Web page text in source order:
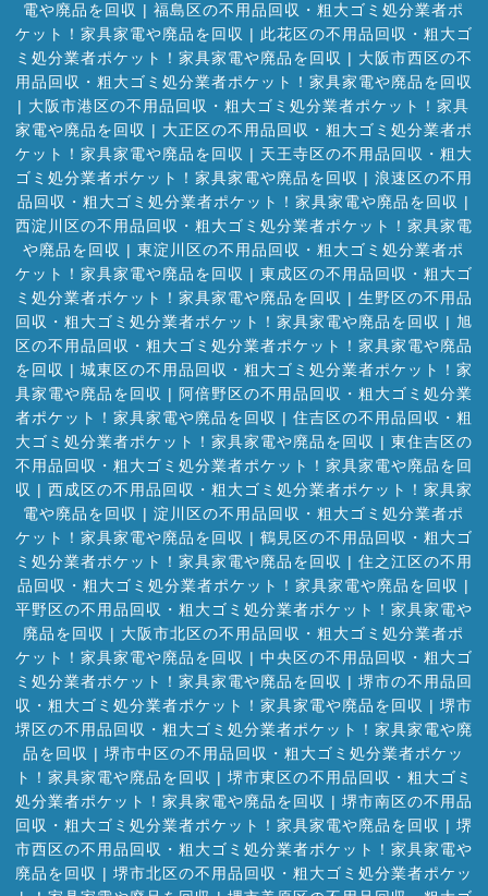
電や廃品を回収 | 福島区の不用品回収・粗大ゴミ処分業者ポ
ケット！家具家電や廃品を回収 | 此花区の不用品回収・粗大ゴ
ミ処分業者ポケット！家具家電や廃品を回収 | 大阪市西区の不
用品回収・粗大ゴミ処分業者ポケット！家具家電や廃品を回収
| 大阪市港区の不用品回収・粗大ゴミ処分業者ポケット！家具
家電や廃品を回収 | 大正区の不用品回収・粗大ゴミ処分業者ポ
ケット！家具家電や廃品を回収 | 天王寺区の不用品回収・粗大
ゴミ処分業者ポケット！家具家電や廃品を回収 | 浪速区の不用
品回収・粗大ゴミ処分業者ポケット！家具家電や廃品を回収 |
西淀川区の不用品回収・粗大ゴミ処分業者ポケット！家具家電
や廃品を回収 | 東淀川区の不用品回収・粗大ゴミ処分業者ポ
ケット！家具家電や廃品を回収 | 東成区の不用品回収・粗大ゴ
ミ処分業者ポケット！家具家電や廃品を回収 | 生野区の不用品
回収・粗大ゴミ処分業者ポケット！家具家電や廃品を回収 | 旭
区の不用品回収・粗大ゴミ処分業者ポケット！家具家電や廃品
を回収 | 城東区の不用品回収・粗大ゴミ処分業者ポケット！家
具家電や廃品を回収 | 阿倍野区の不用品回収・粗大ゴミ処分業
者ポケット！家具家電や廃品を回収 | 住吉区の不用品回収・粗
大ゴミ処分業者ポケット！家具家電や廃品を回収 | 東住吉区の
不用品回収・粗大ゴミ処分業者ポケット！家具家電や廃品を回
収 | 西成区の不用品回収・粗大ゴミ処分業者ポケット！家具家
電や廃品を回収 | 淀川区の不用品回収・粗大ゴミ処分業者ポ
ケット！家具家電や廃品を回収 | 鶴見区の不用品回収・粗大ゴ
ミ処分業者ポケット！家具家電や廃品を回収 | 住之江区の不用
品回収・粗大ゴミ処分業者ポケット！家具家電や廃品を回収 |
平野区の不用品回収・粗大ゴミ処分業者ポケット！家具家電や
廃品を回収 | 大阪市北区の不用品回収・粗大ゴミ処分業者ポ
ケット！家具家電や廃品を回収 | 中央区の不用品回収・粗大ゴ
ミ処分業者ポケット！家具家電や廃品を回収 | 堺市の不用品回
収・粗大ゴミ処分業者ポケット！家具家電や廃品を回収 | 堺市
堺区の不用品回収・粗大ゴミ処分業者ポケット！家具家電や廃
品を回収 | 堺市中区の不用品回収・粗大ゴミ処分業者ポケッ
ト！家具家電や廃品を回収 | 堺市東区の不用品回収・粗大ゴミ
処分業者ポケット！家具家電や廃品を回収 | 堺市南区の不用品
回収・粗大ゴミ処分業者ポケット！家具家電や廃品を回収 | 堺
市西区の不用品回収・粗大ゴミ処分業者ポケット！家具家電や
廃品を回収 | 堺市北区の不用品回収・粗大ゴミ処分業者ポケッ